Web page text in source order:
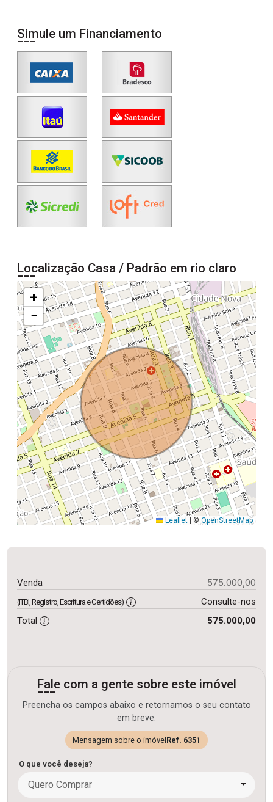
Simule um Financiamento
Localização Casa / Padrão em rio claro
+
−
Leaflet | © OpenStreetMap
Venda 575.000,00
(ITBI, Registro, Escritura e Certidões)
Consulte-nos
Total
575.000,00
Fale com a gente sobre este imóvel
Preencha os campos abaixo e retornamos o seu contato
em breve.
Mensagem sobre o imóvelRef. 6351
O que você deseja?
Quero Comprar